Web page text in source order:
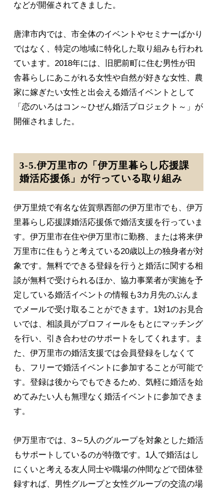
などが開催されてきました。
唐津市内では、市全体のイベントやセミナーばかり
ではなく、特定の地域に特化した取り組みも行われ
ています。2018年には、旧肥前町に住む男性が田
舎暮らしにあこがれる女性や自然が好きな女性、農
家に嫁ぎたい女性と出会える婚活イベントとして
「恋のいろはコン～ひぜん婚活プロジェクト～」が
開催されました。
3-5.伊万里市の「伊万里暮らし応援課
婚活応援係」が行っている取り組み
伊万里焼で有名な佐賀県西部の伊万里市でも、伊万
里暮らし応援課婚活応援係で婚活支援を行っていま
す。伊万里市在住や伊万里市に勤務、または将来伊
万里市に住もうと考えている20歳以上の独身者が対
象です。無料でできる登録を行うと婚活に関する相
談が無料で受けられるほか、協力事業者が実施を予
定している婚活イベントの情報も3カ月先のぶんま
でメールで受け取ることができます。1対1のお見合
いでは、相談員がプロフィールをもとにマッチング
を行い、引き合わせのサポートをしてくれます。ま
た、伊万里市の婚活支援では会員登録をしなくて
も、フリーで婚活イベントに参加することが可能で
す。登録は後からでもできるため、気軽に婚活を始
めてみたい人も無理なく婚活イベントに参加できま
す。
伊万里市では、3～5人のグループを対象とした婚活
もサポートしているのが特徴です。1人で婚活はし
にくいと考える友人同士や職場の仲間などで団体登
録すれば、男性グループと女性グループの交流の場